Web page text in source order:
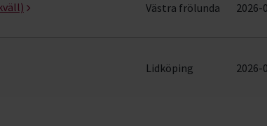
Västra frölunda 2026-
Lidköping 2026-